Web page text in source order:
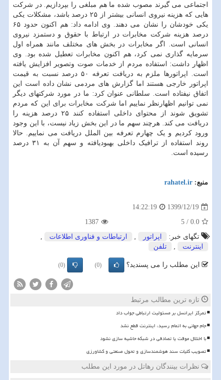
اجتماعی می گیرند مصوب شده ما هم مبلغی را بپردازیم. در شرکت
هایی که هزینه نیروی انسانی بیشتر از ۲۵ درصد باشد، مشکلات یکی
یکی خودشان را نشان می دهند. وی ادامه داد: هم اکنون حدود ۶۵
درصد هزینه شرکت مخابرات در ارتباط با حقوق و دستمزد نیروی
انسانی است. اگر مخابرات در بخش های مختلف مانند همراه اول
سرمایه گذاری نمی کرد، هم اکنون مخابرات تعطیل شده بود. وی
اظهار داشت: استفاده مردم از خدمات صوت وتصویر افزایش یافته
است. اپراتورها ملزم به دریافت تعرفه ۵۰ درصد نسبت به قیمت
اپراتور خارجی هستند اما گزارش های مردمی نشان داده است این
اتفاق نیفتاده است. سلطانی عنوان کرد: ما در مورد شرکتهای دیگر
نمی توانیم اظهارنظر نماییم اما شرکت مخابرات برای این که مردم
تشویق شوند از محتوای داخلی استفاده کنند ۲۵ درصد هزینه را
دریافت می کند. هرچند سهم ما در این بخش زیاد نیست، با این وجود
ورود کردیم و یک چهارم تعرفه بین الملل دریافت می نماییم. حالا
روند استفاده از ترافیک داخلی بهبودیافته و سهم آن به ۳۱ درصد
رسیده است.
منبع: rahatel.ir
1399/12/19
14:22:19
0.0
/
5
1387
تگهای خبر:
اپراتور , ارتباطات و فناوری اطلاعات
,
اینترنت
, تلفن
این مطلب را می پسندید؟ (0)
(0)
تازه ترین مطالب مرتبط
تمرکز ایرانسل بر مسئولیت ارتباطی جواب داد
️جام جهانی به اتمام رسید، اینترنت قطع نشد
با اختلال موقت یا تصادفی در شبکه حاشیه سازی نشود
تصویب کلیات سند هوشمندسازی و تحول صنعتی و کشاورزی
نظرات بینندگان رهاتل در مورد این مطلب